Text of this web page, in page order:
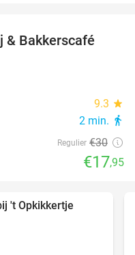
40%
& Bakkerscafé
9.3 star
2 min. directions_walk
Regulier €30
€17,95
't Opkikkertje